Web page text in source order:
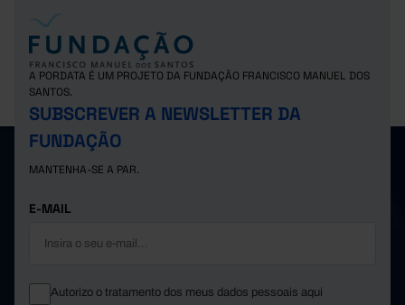
A PORDATA É UM PROJETO DA FUNDAÇÃO FRANCISCO MANUEL DOS
SANTOS.
SUBSCREVER A NEWSLETTER DA
FUNDAÇÃO
MANTENHA-SE A PAR.
E-MAIL
Autorizo o tratamento dos meus dados pessoais aqui